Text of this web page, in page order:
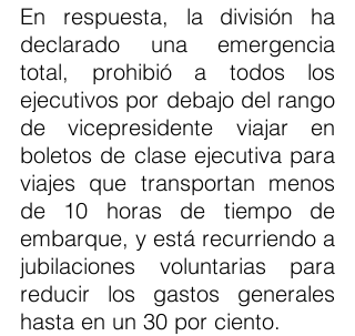
En respuesta, la división ha
declarado una emergencia
total, prohibió a todos los
ejecutivos por debajo del rango
de vicepresidente viajar en
boletos de clase ejecutiva para
viajes que transportan menos
de 10 horas de tiempo de
embarque, y está recurriendo a
jubilaciones voluntarias para
reducir los gastos generales
hasta en un 30 por ciento.